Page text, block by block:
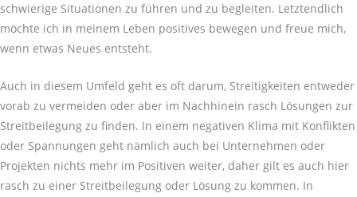
schwierige Situationen zu führen und zu begleiten. Letztendlich
möchte ich in meinem Leben positives bewegen und freue mich,
wenn etwas Neues entsteht.
Auch in diesem Umfeld geht es oft darum, Streitigkeiten entweder
vorab zu vermeiden oder aber im Nachhinein rasch Lösungen zur
Streitbeilegung zu finden. In einem negativen Klima mit Konflikten
oder Spannungen geht nämlich auch bei Unternehmen oder
Projekten nichts mehr im Positiven weiter, daher gilt es auch hier
rasch zu einer Streitbeilegung oder Lösung zu kommen. In